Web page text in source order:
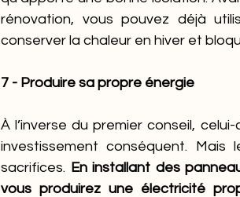
rénovation, vous pouvez déjà
conserver la chaleur en hiver et
7 - Produire sa propre énergie
À l’inverse du premier conseil,
investissement conséquent.
sacrifices. En installant des
vous produirez une électricité